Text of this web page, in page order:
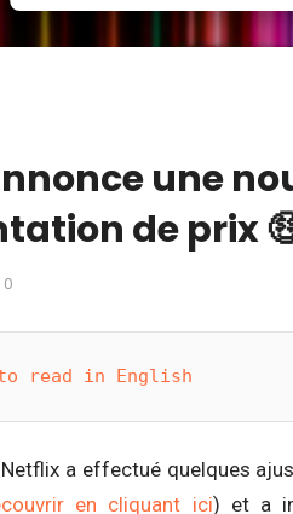
une
de prix
0
read in English
a effectué quelques
en cliquant ici) et a